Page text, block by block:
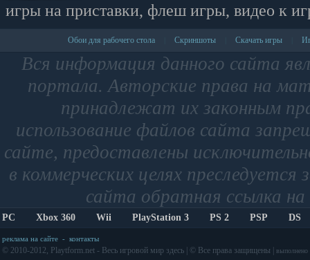
игры на приставки, флеш игры, видео к
Обои для рабочего стола Скриншоты Скачать игры
Вся информация данного сайта
портала. Авторские права на
принадлежат их законным
использование файлов сайта
сайте, предоставлены
в коммерческих целях
сайта обратная ссылка
PC Xbox 360 Wii PlayStation 3 PS 2 PSP DS
реклама на сайте - контакты
© 2010-2012, Playtform.net - Весь игровой мир здесь | © Все права защищены | выполнено